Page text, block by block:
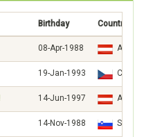
Birthday Country
08-Apr-1988 AUT
19-Jan-1993 CZE
14-Jun-1997 AUT
14-Nov-1988 SLO